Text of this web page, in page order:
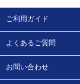
ご利用ガイド
よくあるご質問
お問い合わせ